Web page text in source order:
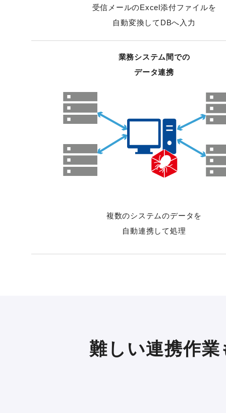
受信メールのExcel添付ファイルを
自動変換してDBへ入力
業務システム間での
データ連携
複数のシステムのデータを
自動連携して処理
難しい連携作